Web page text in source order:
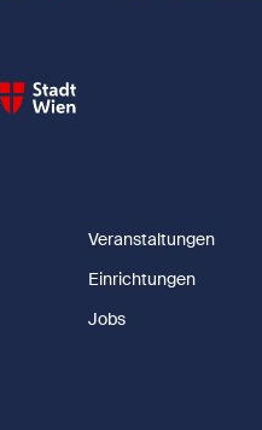
Veranstaltungen
Einrichtungen
Jobs